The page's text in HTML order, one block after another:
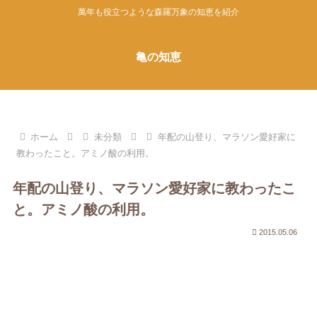
萬年も役立つような森羅万象の知恵を紹介
亀の知恵
ホーム 未分類
年配の山登り、マラソン愛好家に
教わったこと。アミノ酸の利用。
年配の山登り、マラソン愛好家に教わったこ
と。アミノ酸の利用。
2015.05.06